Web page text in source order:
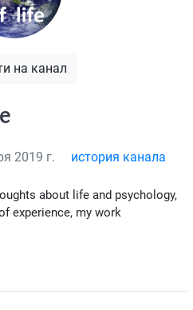
на канал
2019 г. история канала
about life and psychology,
experience, my work